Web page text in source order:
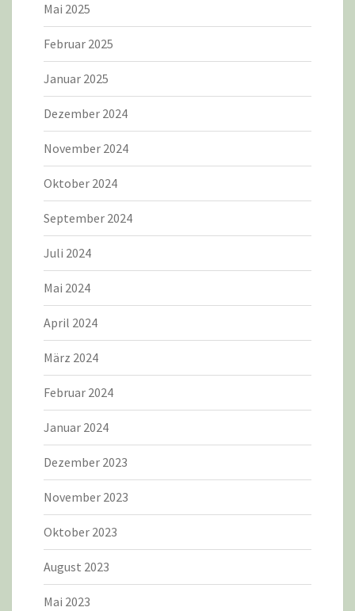
Mai 2025
Februar 2025
Januar 2025
Dezember 2024
November 2024
Oktober 2024
September 2024
Juli 2024
Mai 2024
April 2024
März 2024
Februar 2024
Januar 2024
Dezember 2023
November 2023
Oktober 2023
August 2023
Mai 2023